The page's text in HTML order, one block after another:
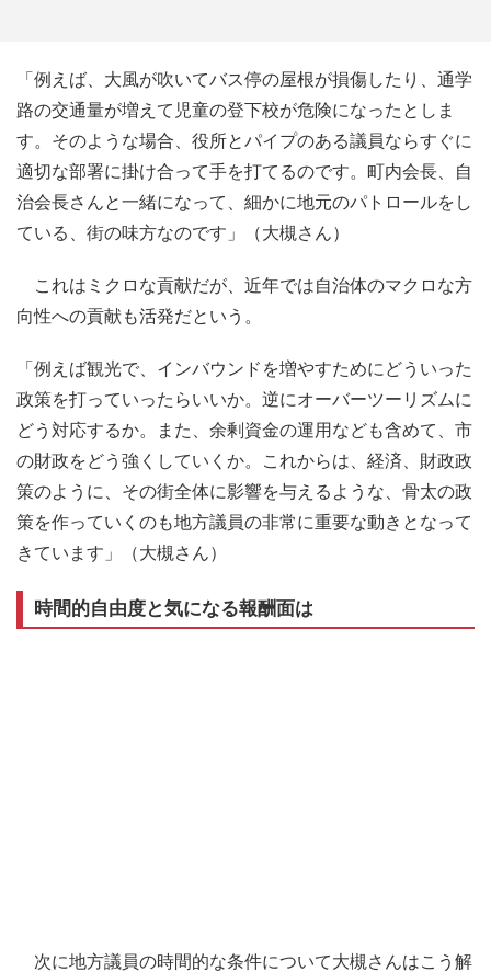
「例えば、大風が吹いてバス停の屋根が損傷したり、通学
路の交通量が増えて児童の登下校が危険になったとしま
す。そのような場合、役所とパイプのある議員ならすぐに
適切な部署に掛け合って手を打てるのです。町内会長、自
治会長さんと一緒になって、細かに地元のパトロールをし
ている、街の味方なのです」（大槻さん）
これはミクロな貢献だが、近年では自治体のマクロな方
向性への貢献も活発だという。
「例えば観光で、インバウンドを増やすためにどういった
政策を打っていったらいいか。逆にオーバーツーリズムに
どう対応するか。また、余剰資金の運用なども含めて、市
の財政をどう強くしていくか。これからは、経済、財政政
策のように、その街全体に影響を与えるような、骨太の政
策を作っていくのも地方議員の非常に重要な動きとなって
きています」（大槻さん）
時間的自由度と気になる報酬面は
次に地方議員の時間的な条件について大槻さんはこう解